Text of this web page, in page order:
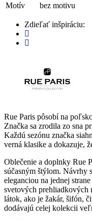
Motív
bez motivu
Zdieľať inšpiráciu:
Rue Paris pôsobí na
Značka sa zrodila zo sna
Každú sezónu značka
verná klasike a dokazuje,
Oblečenie a doplnky Rue
súčasným štýlom. Návrhy
eleganciou na jednej
svetových prehliadkových
látok, ako je žakár, šifón,
dodávajú celej kolekcii